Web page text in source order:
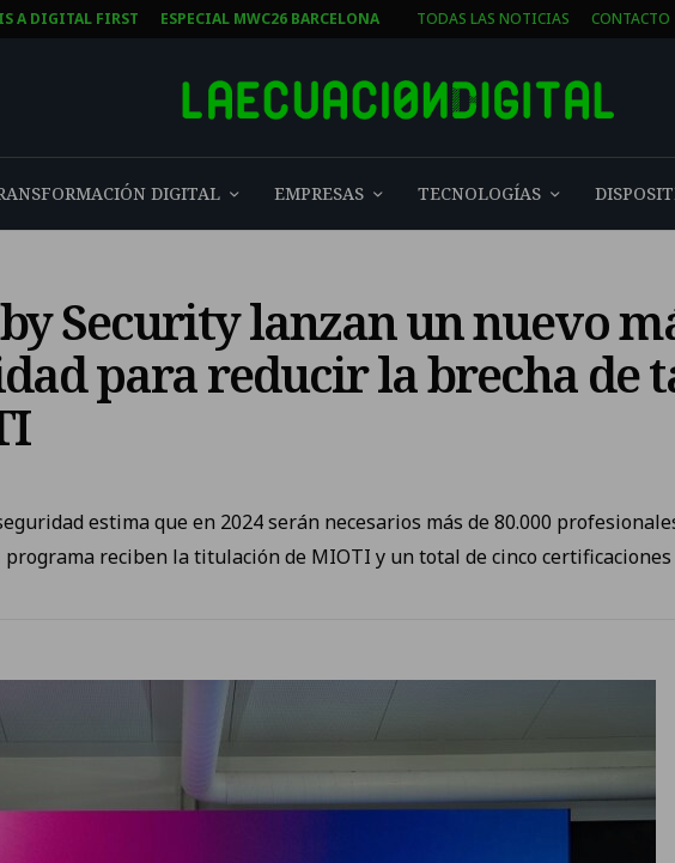
A DIGITAL FIRST ESPECIAL MWC26 BARCELONA TODAS LAS NOTICIAS CONTACTO
DIGITAL EMPRESAS TECNOLOGÍAS
Security lanzan un nuevo
para reducir la brecha de
estima que en 2024 serán necesarios más de 80.000
reciben la titulación de MIOTI y un total de cinco